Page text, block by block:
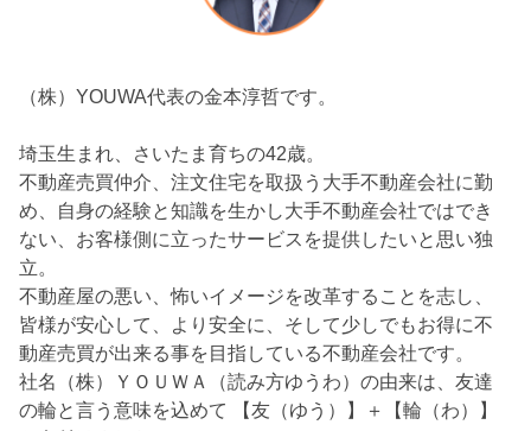
（株）YOUWA代表の金本淳哲です。
埼玉生まれ、さいたま育ちの42歳。
不動産売買仲介、注文住宅を取扱う大手不動産会社に勤
め、自身の経験と知識を生かし大手不動産会社ではでき
ない、お客様側に立ったサービスを提供したいと思い独
立。
不動産屋の悪い、怖いイメージを改革することを志し、
皆様が安心して、より安全に、そして少しでもお得に不
動産売買が出来る事を目指している不動産会社です。
社名（株）ＹＯＵＷＡ（読み方ゆうわ）の由来は、友達
の輪と言う意味を込めて 【友（ゆう）】＋【輪（わ）】